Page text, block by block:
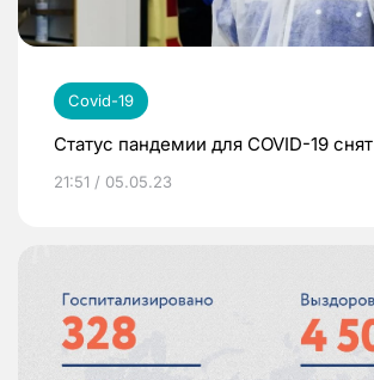
Covid-19
Статус пандемии для COVID-19 снят
21:51 / 05.05.23